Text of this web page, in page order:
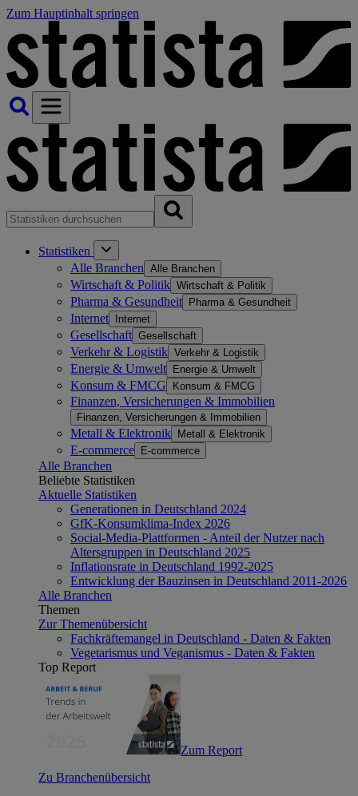
Zum Hauptinhalt springen
Statistiken
Alle Branchen Alle Branchen
Wirtschaft & Politik Wirtschaft & Politik
Pharma & Gesundheit Pharma & Gesundheit
Internet Internet
Gesellschaft Gesellschaft
Verkehr & Logistik Verkehr & Logistik
Energie & Umwelt Energie & Umwelt
Konsum & FMCG Konsum & FMCG
Finanzen, Versicherungen & Immobilien
Finanzen, Versicherungen & Immobilien
Metall & Elektronik Metall & Elektronik
E-commerce E-commerce
Alle Branchen
Beliebte Statistiken
Aktuelle Statistiken
Generationen in Deutschland 2024
GfK-Konsumklima-Index 2026
Social-Media-Plattformen - Anteil der Nutzer nach
Altersgruppen in Deutschland 2025
Inflationsrate in Deutschland 1992-2025
Entwicklung der Bauzinsen in Deutschland 2011-2026
Alle Branchen
Themen
Zur Themenübersicht
Fachkräftemangel in Deutschland - Daten & Fakten
Vegetarismus und Veganismus - Daten & Fakten
Top Report
Zum Report
Zu Branchenübersicht